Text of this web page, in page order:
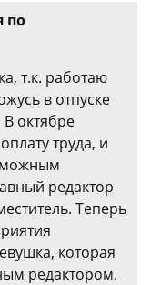
по
т.к. работаю
в отпуске
октябре
труда, и
редактор
Теперь
которая
редактором.